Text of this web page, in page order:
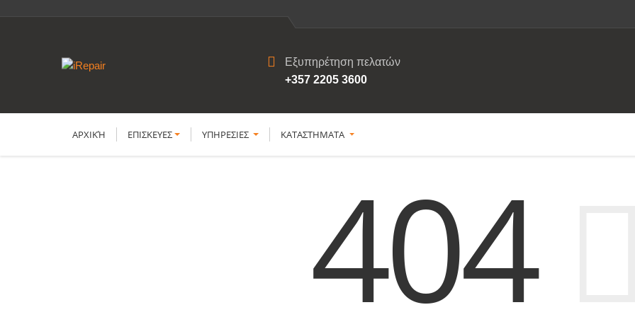
Εξυπηρέτηση πελατών
+357 2205 3600
ΑΡΧΙΚΉ ΕΠΙΣΚΕΥΕΣ YΠΗΡΕΣΙΕΣ ΚΑΤΑΣΤΗΜΑΤΑ
404